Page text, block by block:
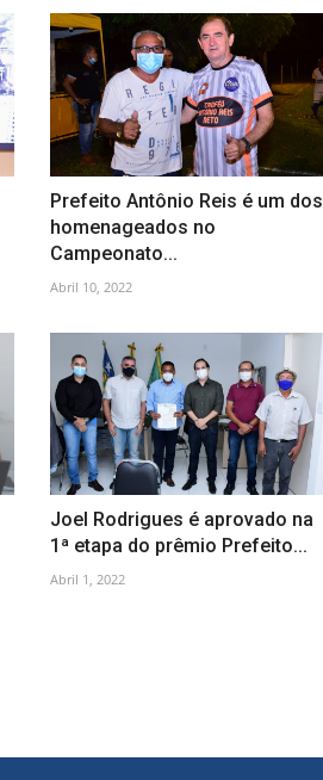
Prefeito Antônio Reis é um dos
homenageados no
Campeonato...
Abril 10, 2022
Joel Rodrigues é aprovado na
1ª etapa do prêmio Prefeito...
Abril 1, 2022